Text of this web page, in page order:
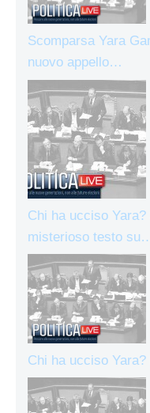
Scomparsa Yara
nuovo appello…
Chi ha ucciso
misterioso testo
Chi ha ucciso